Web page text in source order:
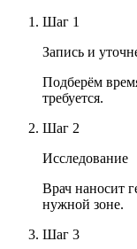
Шаг 1
Запись и
Подберём
требуется.
Шаг 2
Исследование
Врач наносит
нужной зоне.
Шаг 3